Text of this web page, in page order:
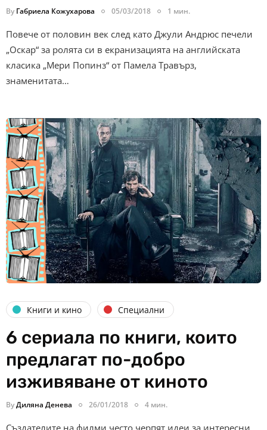
By Габриела Кожухарова 05/03/2018 1 мин.
Повече от половин век след като Джули Андрюс печели
„Оскар“ за ролята си в екранизацията на английската
класика „Мери Попинз“ от Памела Травърз,
знаменитата…
Книги и кино Специални
6 сериала по книги, които
предлагат по-добро
изживяване от киното
ByДиляна Денева 26/01/2018 4 мин.